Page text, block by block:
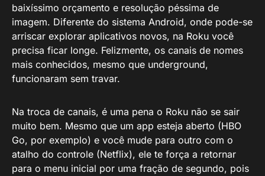
baixíssimo orçamento e resolução péssima de
imagem. Diferente do sistema Android, onde pode-se
arriscar explorar aplicativos novos, na Roku você
precisa ficar longe. Felizmente, os canais de nomes
mais conhecidos, mesmo que underground,
funcionaram sem travar.
Na troca de canais, é uma pena o Roku não se sair
muito bem. Mesmo que um app esteja aberto (HBO
Go, por exemplo) e você mude para outro com o
atalho do controle (Netflix), ele te força a retornar
para o menu inicial por uma fração de segundo, pois